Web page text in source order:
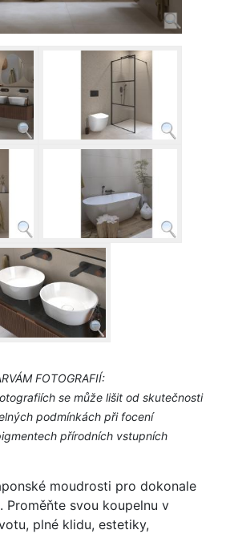
FOTOGRAFIÍ:
se může lišit od skutečnosti
podmínkách při focení
přírodních vstupních
moudrosti pro dokonale
Proměňte svou koupelnu v
plné klidu, estetiky,